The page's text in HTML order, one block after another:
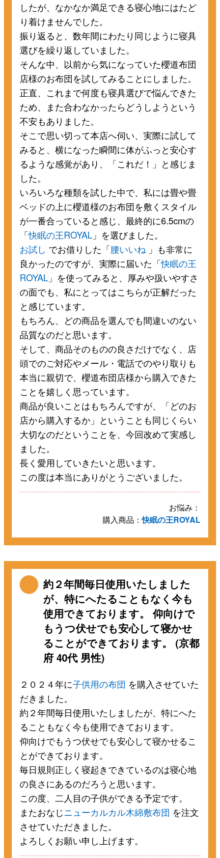
したが、なかなか満足できる寝心地にはたど
り着けませんでした。
振り返ると、数年間にわたり同じように寝具
選びを繰り返していました。
そんな中、以前から気になっていた櫻道布団
店様のお布団を試してみることにしました。
正直、これまで何度も寝具選びで悩んできた
ため、また合わなかったらどうしようという
不安もありました。
そこで思い切って本店へ伺い、実際に試して
みると、横になった瞬間に体がふっと安心す
るような感覚があり、「これだ！」と感じま
した。
いろいろな種類を試した中で、私には畳や畳
ベッドの上に櫻道様のお布団を敷くスタイル
が一番合っていると感じ、最終的に6.5cmの
「快眠の王ROYAL 」を選びました。
お試し でお借りした「腰いいね 」も非常に
良かったのですが、実際に届いた「快眠の王
ROYAL 」を使ってみると、厚みや扱いやすさ
の面でも、私にとってはこちらが正解だった
と感じています。
もちろん、どの商品を選んでも間違いのない
品質なのだと思います。
そして、商品そのものの良さだけでなく、店
頭でのご対応やメール・電話でのやり取りも
本当に親切で、櫻道布団店様から購入できた
ことを嬉しく思っています。
商品が良いことはもちろんですが、「どのお
店から購入するか」ということも同じくらい
大切なのだということを、今回改めて実感し
ました。
長く愛用していきたいと思います。
この度は本当にありがとうございました。
お悩み：
購入商品：快眠の王ROYAL
約２年間毎日使用いたしました
が、特にへたることもなく今も
使用できております。 仰向けで
もうつ伏せでも安心して寝かせ
ることができております。 (京都
府 40代 男性)
２０２４年に子供用の布団 を購入させていた
だきました。
約２年間毎日使用いたしましたが、特にへた
ることもなく今も使用できております。
仰向けでもうつ伏せでも安心して寝かせるこ
とができております。
毎日規則正しく寝起きできているのは寝心地
の良さにあるのだろうと思います。
この度、二人目の子供ができる予定です。
またおなじニューカルカル木綿敷布団 を注文
させていただきました。
よろしくお願い申し上げます。